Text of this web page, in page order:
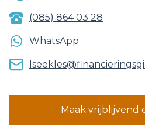
(085) 864 03 28
WhatsApp
Maak vrijblijvend